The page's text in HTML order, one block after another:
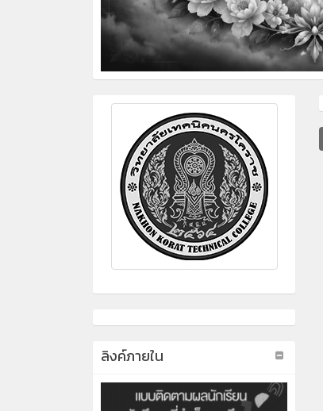
ลิงค์ภายใน